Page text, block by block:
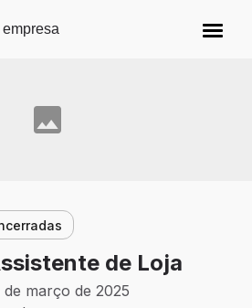
principal
empresa
de Loja
março de 2025